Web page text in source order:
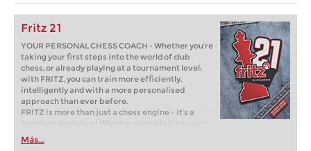
Fritz 21
YOUR PERSONAL CHESS COACH - Whether you’re
taking your first steps into the world of club
chess, or already playing at a tournament level:
with FRITZ, you can train more efficiently,
intelligently and with a more personalised
approach than ever before.
FRITZ is more than just a chess engine – it’s a
training revolution! Whether you’re taking your
first steps into the world of club chess, or already
playing at a tournament level: with FRITZ, you can
Más...